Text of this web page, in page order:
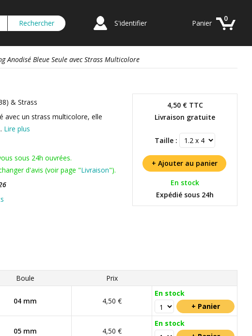
S'identifier
0
Panier
Anodisé Bleue Seule avec Strass Multicolore
4,50 €TTC
Livraison gratuite
Taille :
En stock
Expédié sous 24h
& Strass
avec un strass multicolore, elle
Lire plus
sous 24h ouvrées.
d'avis (voir page "Livraison").
Boule Prix
04 mm 4,50 €
En stock
05 mm 4,50 €
En stock